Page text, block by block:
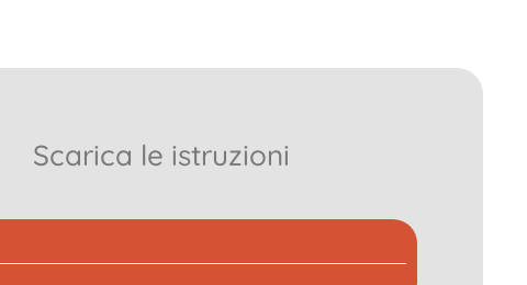
Scarica le istruzioni